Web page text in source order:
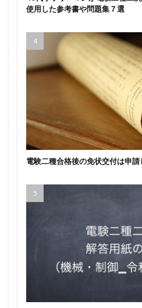
使用した参考書や問題集７選
電験二種合格後の免状交付は申